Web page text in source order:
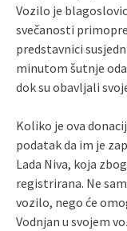
Vozilo je
svečanosti
predstavnici
minutom šutnje
dok su obavljali
Koliko je ova
podatak da im je
Lada Niva, koja
registrirana. Ne
vozilo, nego će
Vodnjan u svojem